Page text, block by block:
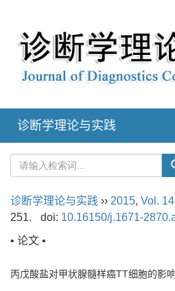
诊断学理论与实践
诊断学理论与实践 ›› 2015, Vol. 14
251.
doi: 10.16150/j.1671-
• 论文 •
丙戊酸盐对甲状腺髓样癌TT细胞的影响